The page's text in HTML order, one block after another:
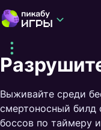
Шутер
Игра
Выживайте среди
смертоносный билд
боссов по таймеру